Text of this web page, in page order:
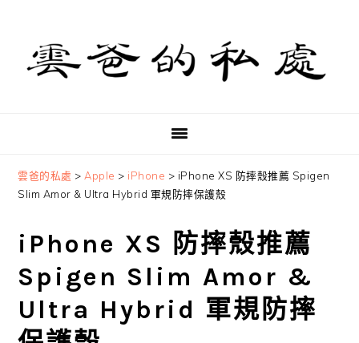
primary
navigation
content
primary
sidebar
雲爸的私處 > Apple > iPhone > iPhone XS 防摔殼推薦 Spigen
Slim Amor & Ultra Hybrid 軍規防摔保護殼
iPhone XS 防摔殼推薦
Spigen Slim Amor &
Ultra Hybrid 軍規防摔